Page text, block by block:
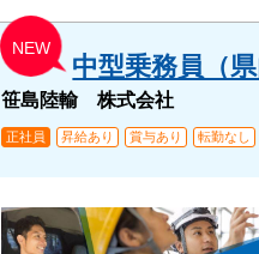
NEW
中型乗務員（
笹島陸輸 株式会社
正社員 昇給あり 賞与あり 転勤なし